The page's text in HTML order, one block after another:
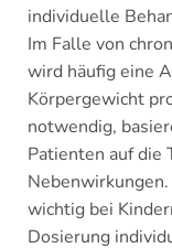
individuelle
Im Falle von
wird häufig eine
Körpergewicht
notwendig,
Patienten auf die
wichtig bei
Dosierung